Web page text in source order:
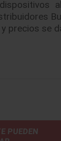
precios se
PUEDEN